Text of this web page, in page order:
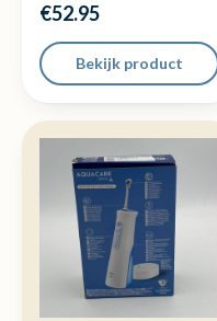
Nieuw
€52.95
Bekijk product